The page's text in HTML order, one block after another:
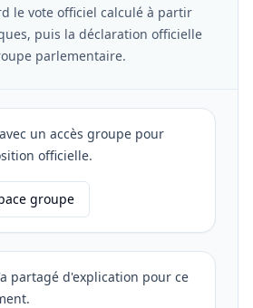
le vote officiel calculé à partir
puis la déclaration officielle
parlementaire.
un accès groupe pour
officielle.
groupe
partagé d'explication pour ce